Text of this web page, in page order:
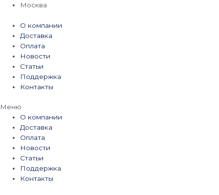
Перейти
содержимому
Москва
О компании
Доставка
Оплата
Новости
Статьи
Поддержка
Контакты
Меню
О компании
Доставка
Оплата
Новости
Статьи
Поддержка
Контакты